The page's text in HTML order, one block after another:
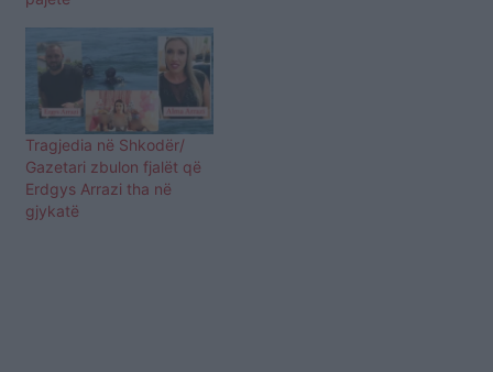
Tragjedia në Shkodër/
Gazetari zbulon fjalët që
Erdgys Arrazi tha në
gjykatë